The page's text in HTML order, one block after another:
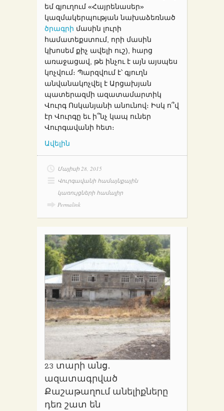
եմ գյուղում «Հայրենասեր»
կազմակերպության նախաձեռնած
ծրագրի մասին լուրի
համատեքստում, որի մասին
կխոսեմ քիչ ավելի ուշ), հարց
առաջացավ, թե ինչու է այն այսպես
կոչվում։ Պարզվում է՝ գյուղն
անվանակոչվել է Արցախյան
պատերազմի ազատամարտիկ
Վուրգ Ոսկանյանի անունով։ Իսկ ո՞վ
էր Վուրգը եւ ի՞նչ կապ ուներ
Վուրգավանի հետ։
Ավելին
Մայիսի 28, 2015
Վուրգավանի համայնքային
կառույցների համալիր
Permalink
23 տարի անց․
ազատագրված
Քաշաթաղում անելիքները
դեռ շատ են